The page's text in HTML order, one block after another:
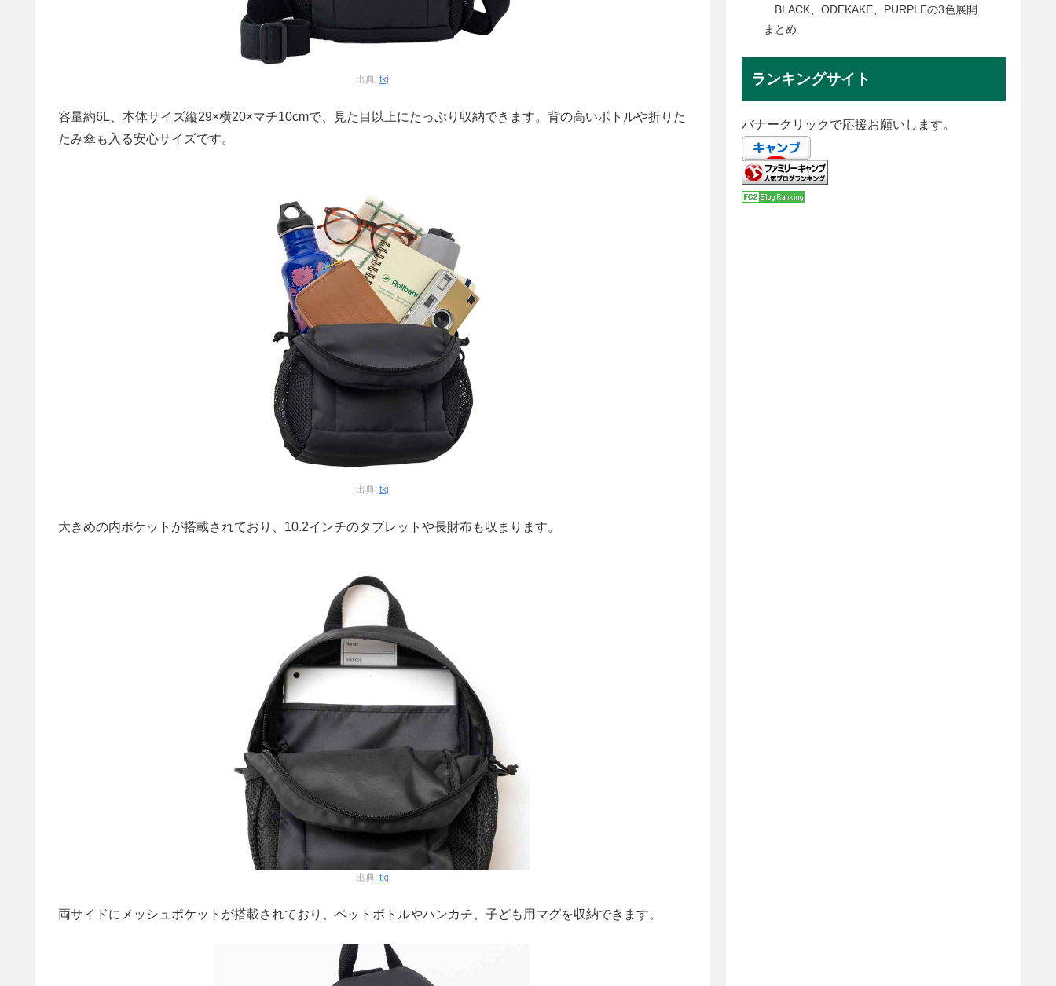
出典: tkj
容量約6L、本体サイズ縦29×横20×マチ10cmで、見た目以上にたっぷり収納できます。背の高いボトルや折りた
たみ傘も入る安心サイズです。
出典: tkj
大きめの内ポケットが搭載されており、10.2インチのタブレットや長財布も収まります。
出典: tkj
両サイドにメッシュポケットが搭載されており、ペットボトルやハンカチ、子ども用マグを収納できます。
BLACK、ODEKAKE、PURPLEの3色展開
まとめ
ランキングサイト
バナークリックで応援お願いします。